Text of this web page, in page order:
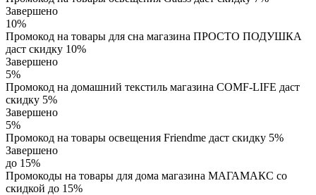
Завершено
10%
Промокод на товары для сна магазина ПРОСТО ПОДУШКА
даст скидку 10%
Завершено
5%
Промокод на домашний текстиль магазина COMF-LIFE даст
скидку 5%
Завершено
5%
Промокод на товары освещения Friendme даст скидку 5%
Завершено
до 15%
Промокоды на товары для дома магазина МАГАМАКС со
скидкой до 15%